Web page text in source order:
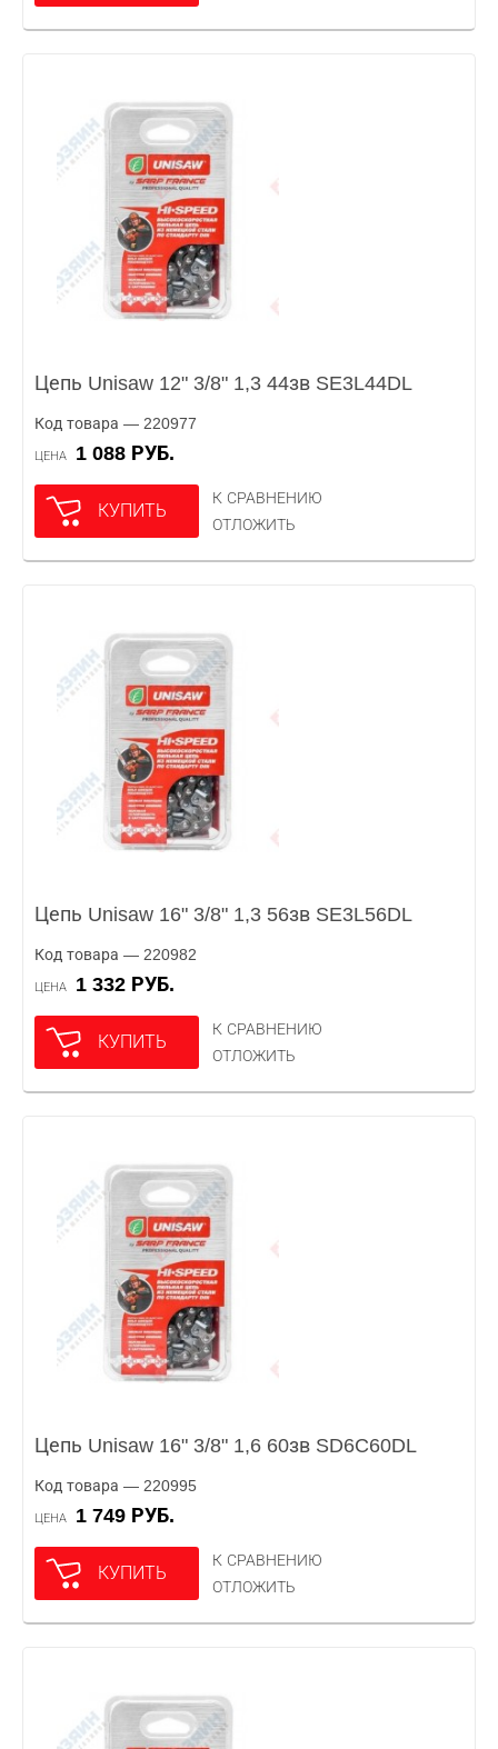
Цепь Unisaw 12" 3/8" 1,3 44зв SE3L44DL
Код товара — 220977
ЦЕНА 1 088 РУБ.
КУПИТЬ
К СРАВНЕНИЮ
ОТЛОЖИТЬ
Цепь Unisaw 16" 3/8" 1,3 56зв SE3L56DL
Код товара — 220982
ЦЕНА 1 332 РУБ.
КУПИТЬ
К СРАВНЕНИЮ
ОТЛОЖИТЬ
Цепь Unisaw 16" 3/8" 1,6 60зв SD6C60DL
Код товара — 220995
ЦЕНА 1 749 РУБ.
КУПИТЬ
К СРАВНЕНИЮ
ОТЛОЖИТЬ